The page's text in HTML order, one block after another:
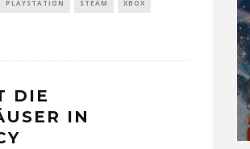
PLAYSTATION STEAM XBOX
DIE
IN